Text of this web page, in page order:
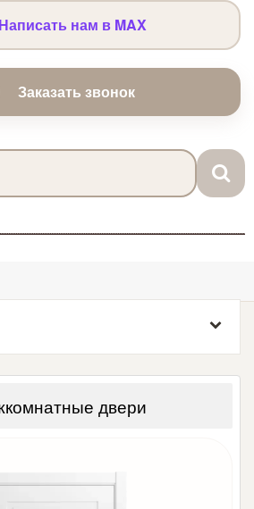
Написать нам в MAX
Заказать звонок
двери